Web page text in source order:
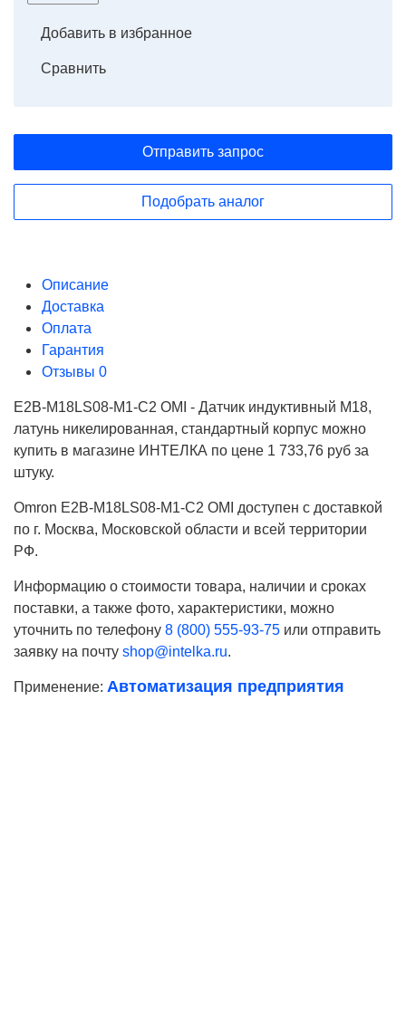
Добавить в избранное
Сравнить
Отправить запрос
Подобрать аналог
Описание
Доставка
Оплата
Гарантия
Отзывы 0
E2B-M18LS08-M1-C2 OMI - Датчик индуктивный M18,
латунь никелированная, стандартный корпус можно
купить в магазине ИНТЕЛКА по цене 1 733,76 руб за
штуку.
Omron E2B-M18LS08-M1-C2 OMI доступен с доставкой
по г. Москва, Московской области и всей территории
РФ.
Информацию о стоимости товара, наличии и сроках
поставки, а также фото, характеристики, можно
уточнить по телефону 8 (800) 555-93-75 или отправить
заявку на почту shop@intelka.ru.
Применение: Автоматизация предприятия
Ваше имя